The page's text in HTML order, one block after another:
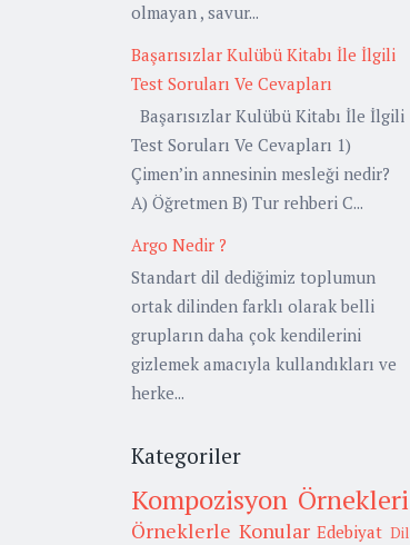
olmayan , savur...
Başarısızlar Kulübü Kitabı İle İlgili
Test Soruları Ve Cevapları
Başarısızlar Kulübü Kitabı İle İlgili
Test Soruları Ve Cevapları 1)
Çimen’in annesinin mesleği nedir?
A) Öğretmen B) Tur rehberi C...
Argo Nedir ?
Standart dil dediğimiz toplumun
ortak dilinden farklı olarak belli
grupların daha çok kendilerini
gizlemek amacıyla kullandıkları ve
herke...
Kategoriler
Kompozisyon Örnekleri
Örneklerle Konular Edebiyat Dil